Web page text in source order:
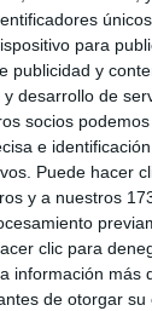
para
publicidad y
desarrollo de
socios
e
Puede hacer
y a nuestros
clic para
información más
de otorgar su
solicitud o algo
digan si estoy
nota... no se si
le estaria
un mundo